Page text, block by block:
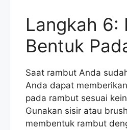
Langkah 6:
Bentuk
Saat rambut Anda
Anda dapat
pada rambut sesuai
Gunakan sisir atau
membentuk rambut